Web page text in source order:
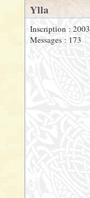
Ylla
Inscription : 2003
Messages : 173